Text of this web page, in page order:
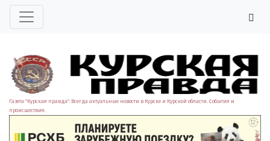
Газета "Курская правда". Всегда актуальные новости в Курске и Курской области. События и
происшествия.